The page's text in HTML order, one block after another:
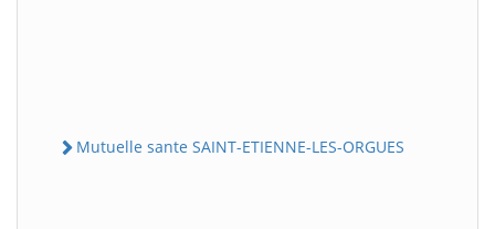
Mutuelle sante SAINT-ETIENNE-LES-ORGUES